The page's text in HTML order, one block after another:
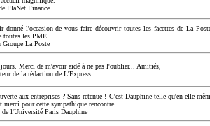
PlaNet Finance
l'occasion de vous faire découvrir toutes les facettes de La
toutes les PME.
La Poste
Merci de m'avoir aidé à ne pas l'oublier... Amitiés,
de la rédaction de L'Express
aux entreprises ? Sans retenue ! C'est Dauphine telle qu'en elle-
pour cette sympathique rencontre.
l'Université Paris Dauphine